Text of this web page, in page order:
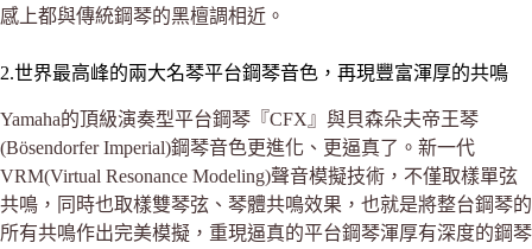
感上都與傳統鋼琴的黑檀調相近。
2.世界最高峰的兩大名琴平台鋼琴音色，再現豐富渾厚的共鳴
Yamaha的頂級演奏型平台鋼琴『CFX』與貝森朵夫帝王琴
(Bösendorfer Imperial)鋼琴音色更進化、更逼真了。新一代
VRM(Virtual Resonance Modeling)聲音模擬技術，不僅取樣單弦
共鳴，同時也取樣雙琴弦、琴體共鳴效果，也就是將整台鋼琴的
所有共鳴作出完美模擬，重現逼真的平台鋼琴渾厚有深度的鋼琴